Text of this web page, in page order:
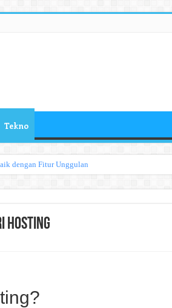
Tekno
dengan Fitur Unggulan
Hosting